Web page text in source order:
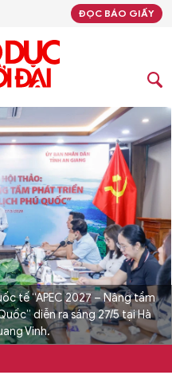
ĐỌC BÁO GIẤY
tế “APEC 2027 – Nâng tầm
diễn ra sáng 27/5 tại Hà
Vinh.